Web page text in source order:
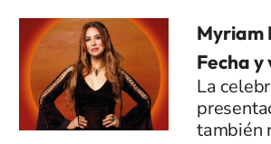
Myriam
Fecha
La
también